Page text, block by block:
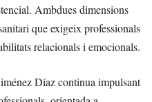
Ambdues dimensions
que exigeix professionals
relacionals i emocionals.
Díaz continua impulsant